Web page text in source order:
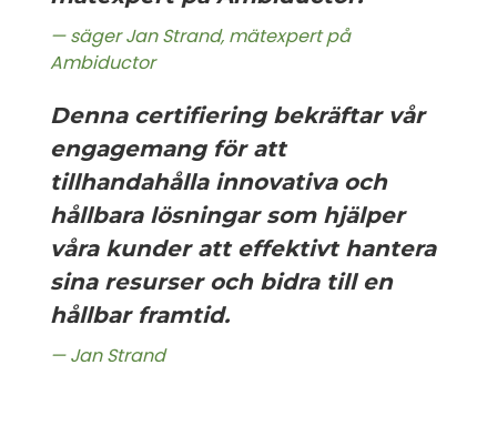
säger Jan Strand, mätexpert på
Ambiductor
Denna certifiering bekräftar vår
engagemang för att
tillhandahålla innovativa och
hållbara lösningar som hjälper
våra kunder att effektivt hantera
sina resurser och bidra till en
hållbar framtid.
Jan Strand